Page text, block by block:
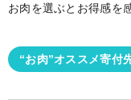
お肉を選ぶとお得感を
“お肉”オススメ寄付